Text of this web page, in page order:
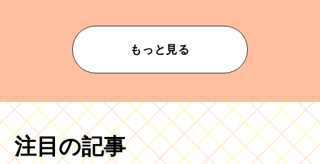
もっと見る
注目の記事